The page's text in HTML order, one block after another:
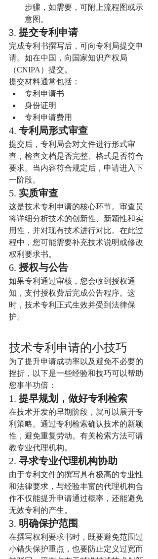
步骤，如需要，可附上流程图或示
意图。
3. 提交专利申请
完成专利书撰写后，可向专利局提交申
请。如在中国，向国家知识产权局
（CNIPA）提交。
提交材料通常包括：
专利申请书
身份证明
专利申请费用
4. 专利局形式审查
提交后，专利局会对文件进行形式审
查，检查文档是否完整、格式是否符合
要求。当内容符合规定后，申请进入下
一阶段。
5. 实质审查
这是技术专利申请的核心环节。审查员
将详细分析技术的创新性、新颖性和实
用性，并对现有技术进行对比。在此过
程中，您可能需要补充技术说明或修改
权利要求书。
6. 授权与公告
如果专利通过审核，您会收到授权通
知，支付授权费后完成公告程序。这
时，技术专利正式生效并受到法律保
护。
技术专利申请的小技巧
为了提升申请成功率以及避免不必要的
挫折，以下是一些经验和技巧可以帮助
您事半功倍：
1. 提早规划，做好专利检索
在技术开发的早期阶段，就可以展开专
利策略。通过专利检索确认技术的新颖
性，避免重复劳动。有关检索方法可请
教专业代理机构。
2. 寻求专业代理机构协助
由于专利文件的撰写具有极高的专业性
和法律要求，与经验丰富的代理机构合
作不仅能提升申请通过概率，还能避免
无效专利的产生。
3. 明确保护范围
在撰写权利要求书时，既要避免范围过
小错失保护重点，也要防止定义过宽而